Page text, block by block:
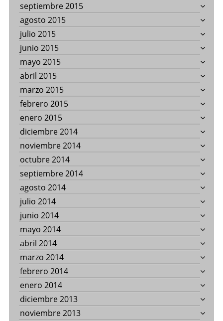
septiembre 2015
agosto 2015
julio 2015
junio 2015
mayo 2015
abril 2015
marzo 2015
febrero 2015
enero 2015
diciembre 2014
noviembre 2014
octubre 2014
septiembre 2014
agosto 2014
julio 2014
junio 2014
mayo 2014
abril 2014
marzo 2014
febrero 2014
enero 2014
diciembre 2013
noviembre 2013